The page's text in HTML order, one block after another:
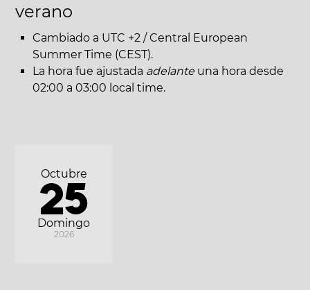
verano
Cambiado a UTC +2 / Central European
Summer Time (CEST).
La hora fue ajustada adelante una hora desde
02:00 a 03:00 local time.
Domingo
Octubre
25
2026